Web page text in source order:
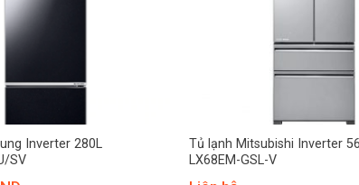
Inverter 280L
SV
Tủ lạnh Mitsubishi Inverter
LX68EM-GSL-V